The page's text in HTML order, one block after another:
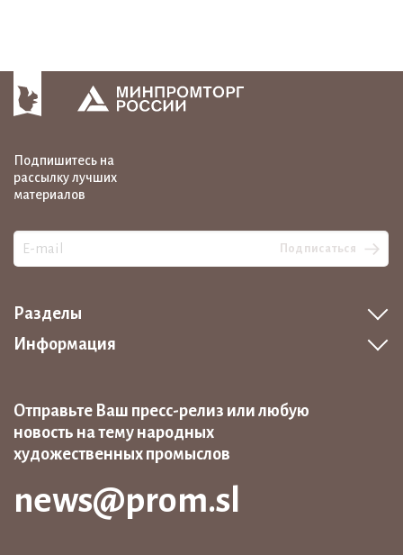
Подпишитесь на
рассылку лучших
материалов
Подписаться
Разделы
Информация
Отправьте Ваш пресс-релиз или любую
новость на тему народных
художественных промыслов
news@prom.sl